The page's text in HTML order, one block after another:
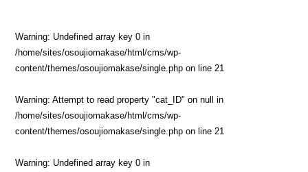
Warning: Undefined array key 0 in
/home/sites/osoujiomakase/html/cms/wp-
content/themes/osoujiomakase/single.php on line 21
Warning: Attempt to read property "cat_ID" on null in
/home/sites/osoujiomakase/html/cms/wp-
content/themes/osoujiomakase/single.php on line 21
Warning: Undefined array key 0 in